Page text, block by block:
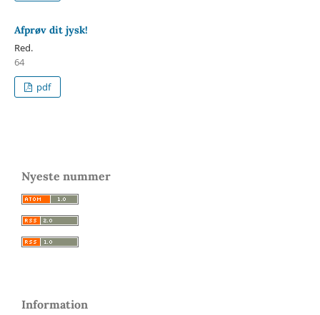
Afprøv dit jysk!
Red.
64
pdf
Nyeste nummer
Information